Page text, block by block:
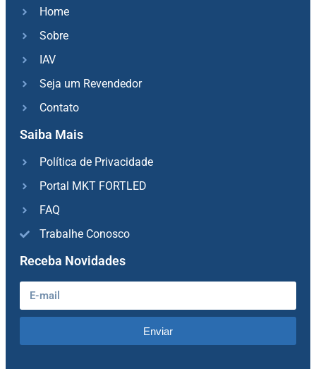
Home
Sobre
IAV
Seja um Revendedor
Contato
Saiba Mais
Política de Privacidade
Portal MKT FORTLED
FAQ
Trabalhe Conosco
Receba Novidades
Enviar